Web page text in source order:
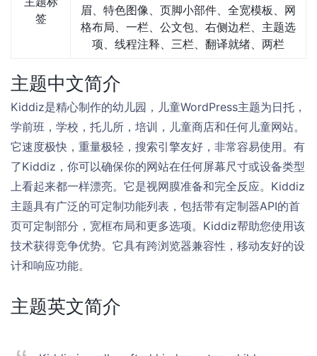
签
眉、特色图像、页脚小部件、全宽模板、网
格布局、一栏、公文包、右侧边栏、主题选
项、线程注释、三栏、翻译就绪、两栏
主题中文简介
Kiddiz是精心制作的幼儿园，儿童WordPress主题为日托，
学前班，学校，托儿所，培训，儿童商店和任何儿童网站。
它速度极快，重量极轻，搜索引擎友好，非常容易使用。有
了Kiddiz，你可以确保你的网站在任何屏幕尺寸或设备类型
上看起来都一样漂亮。它是视网膜准备和完全反应。Kiddiz
主题具有广泛的可定制功能列表，包括带有定制器API的首
页可定制部分，宽框布局和更多选项。Kiddiz帮助您使用该
技术获得竞争优势。它具有跨浏览器兼容性，移动友好的设
计和响应功能。
主题英文简介